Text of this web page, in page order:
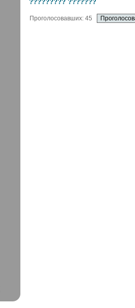
????????? ???????
Проголосовавших: 45